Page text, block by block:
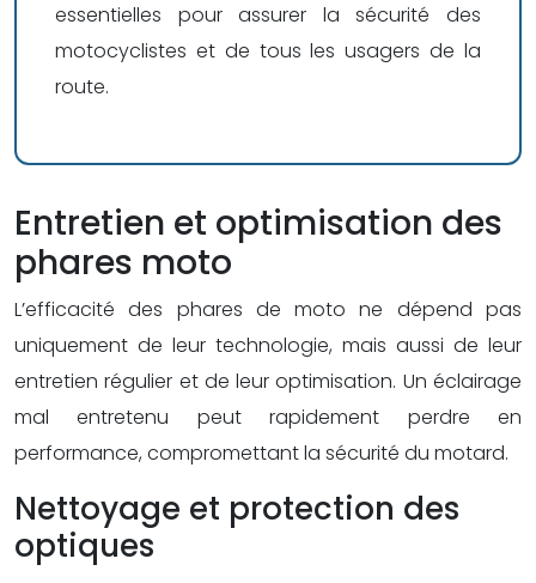
essentielles pour assurer la sécurité des
motocyclistes et de tous les usagers de la
route.
Entretien et optimisation des
phares moto
L’efficacité des phares de moto ne dépend pas
uniquement de leur technologie, mais aussi de leur
entretien régulier et de leur optimisation. Un éclairage
mal entretenu peut rapidement perdre en
performance, compromettant la sécurité du motard.
Nettoyage et protection des
optiques